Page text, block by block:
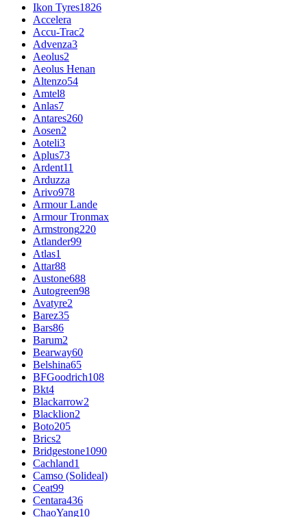
Ikon Tyres1826
Accelera
Accu-Trac2
Advenza3
Aeolus2
Aeolus Henan
Altenzo54
Amtel8
Anlas7
Antares260
Aosen2
Aoteli3
Aplus73
Ardent11
Arduzza
Arivo978
Armour Lande
Armour Tronmax
Armstrong220
Atlander99
Atlas1
Attar88
Austone688
Autogreen98
Avatyre2
Barez35
Bars86
Barum2
Bearway60
Belshina65
BFGoodrich108
Bkt4
Blackarrow2
Blacklion2
Boto205
Brics2
Bridgestone1090
Cachland1
Camso (Solideal)
Ceat99
Centara436
ChaoYang10